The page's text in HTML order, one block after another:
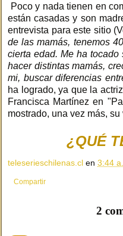
Poco y nada tienen en
están casadas y son
entrevista para este sitio
de las mamás, tenemos
cierta edad. Me ha
hacer distintas mamás,
mi, buscar diferencias
ha logrado, ya que la
Francisca Martínez en
mostrado, una vez más,
¿QUÉ
teleserieschilenas.cl en 3:44
Compartir
2